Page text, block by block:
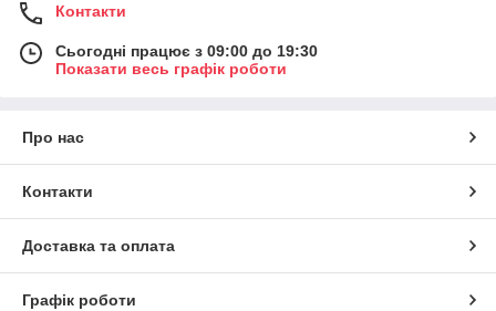
Контакти
Сьогодні працює з 09:00 до 19:30
Показати весь графік роботи
Про нас
Контакти
Доставка та оплата
Графік роботи